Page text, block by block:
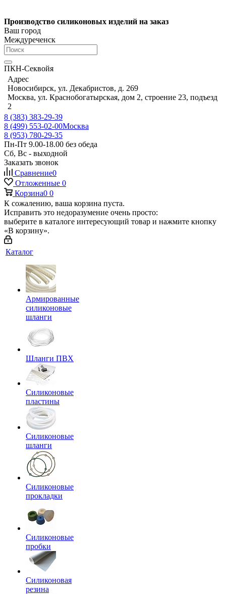
Производство силиконовых изделий на заказ
Ваш город
Междуреченск
ПКН-Секвойя
Адрес
Новосибирск, ул. Декабристов, д. 269
Москва, ул. Краснобогатырская, дом 2, строение 23, подъезд
2
8 (383) 383-29-39
8 (499) 553-02-00Москва
8 (953) 780-29-35
Пн-Пт 9.00-18.00 без обеда
Сб, Вс - выходной
Заказать звонок
Сравнение0
Отложенные 0
Корзина0 0
К сожалению, ваша корзина пуста.
Исправить это недоразумение очень просто:
выберите в каталоге интересующий товар и нажмите кнопку
«В корзину».
Каталог
Армированные
силиконовые
шланги
Шланги ПВХ
Силиконовые
пластины
Силиконовые
шланги
Силиконовые
прокладки
Силиконовые
пробки
Силиконовая
резина